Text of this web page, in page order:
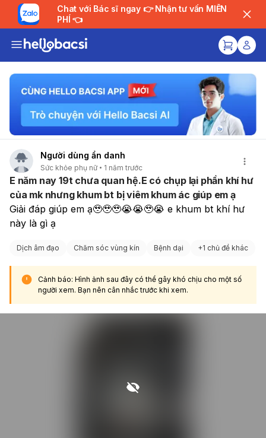
Chat với Bác sĩ ngay 👉 Nhận tư vấn MIỄN
PHÍ 👈
Người dùng ẩn danh
Sức khỏe phụ nữ 1 năm trước
E năm nay 19t chưa quan hệ.E có chụp lại phần khí hư
của mk nhưng khum bt bị viêm khum ác giúp em ạ
Giải đáp giúp em ạ🥹🥹🥹😭😭🥹😭 e khum bt khí hư
này là gì ạ
Dịch âm đạo Chăm sóc vùng kín Bệnh dại +1 chủ đề khác
Cảnh báo: Hình ảnh sau đây có thể gây khó chịu cho một số
người xem. Bạn nên cân nhắc trước khi xem.